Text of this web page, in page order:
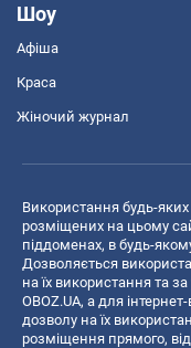
Шоу
Афіша
Краса
Жіночий журнал
Використання будь-яких
розміщених на цьому
піддоменах, в будь-
Дозволяється
на їх використання та
OBOZ.UA, а для
дозволу на їх
розміщення прямого,